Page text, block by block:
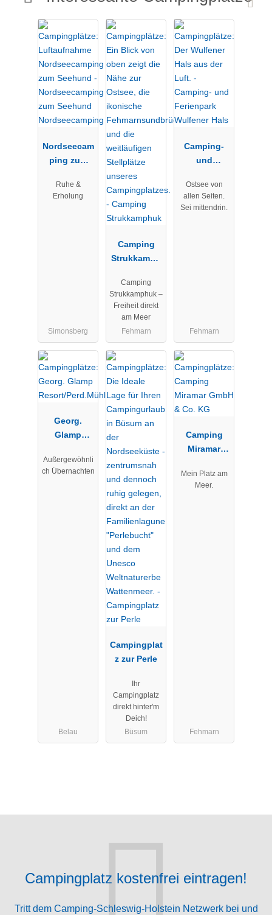
Nordseecam
ping zum
Nordseecam
Ruhe &
Erholung
Simonsberg
Camping
Strukkamph
Camping
Strukkamphuk –
Freiheit direkt
am Meer
Fehmarn
Camping-
und
Wulfener
Ostsee von
allen Seiten.
Sei mittendrin.
Fehmarn
Georg.
Glamp
Mühle
Außergewöhnli
ch Übernachten
Belau
Campingplat
z zur Perle
Ihr
Campingplatz
direkt hinter'm
Deich!
Büsum
Camping
Miramar
KG
Mein Platz am
Meer.
Fehmarn
Campingplatz kostenfrei eintragen!
Tritt dem Camping-Schleswig-Holstein Netzwerk bei und